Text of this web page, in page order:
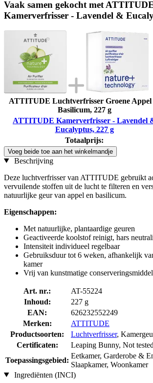
Vaak samen gekocht met
Kamerverfrisser - Lavendel &
ATTITUDE Luchtverfrisser Groene
Basilicum, 227 g
ATTITUDE Kamerverfrisser - Lavendel
Eucalyptus, 227 g
Totaalprijs:
Voeg beide toe aan het winkelmandje
Beschrijving
Deze luchtverfrisser van ATTITUDE gebruikt
vervuilende stoffen uit de lucht te filteren en
natuurlijke geur van appel en basilicum.
Eigenschappen:
Met natuurlijke, plantaardige geuren
Geactiveerde koolstof reinigt, hars
Intensiteit individueel regelbaar
Gebruiksduur tot 6 weken, afhankelijk
kamer
Vrij van kunstmatige
Art. nr.:
AT-55224
Inhoud:
227 g
EAN:
626232552249
Merken:
ATTITUDE
Productsoorten:
Luchtverfrisser,
Certificaten:
Leaping Bunny, Not
Toepassingsgebied:
Eetkamer, Garderobe &
Slaapkamer, Woonkamer
Ingrediënten (INCI)